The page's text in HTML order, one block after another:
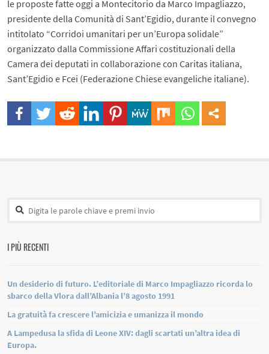
le proposte fatte oggi a Montecitorio da Marco Impagliazzo,
presidente della Comunità di Sant’Egidio, durante il convegno
intitolato “Corridoi umanitari per un’Europa solidale”
organizzato dalla Commissione Affari costituzionali della
Camera dei deputati in collaborazione con Caritas italiana,
Sant’Egidio e Fcei (Federazione Chiese evangeliche italiane).
I PIÙ RECENTI
Un desiderio di futuro. L’editoriale di Marco Impagliazzo ricorda lo
sbarco della Vlora dall’Albania l’8 agosto 1991
La gratuità fa crescere l’amicizia e umanizza il mondo
A Lampedusa la sfida di Leone XIV: dagli scartati un’altra idea di
Europa.